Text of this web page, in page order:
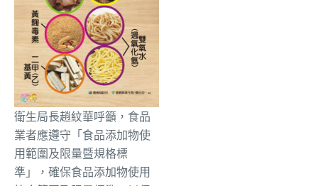
衛生局長趙紋華呼籲，食品
業者應遵守「食品添加物使
用範圍及限量暨規格標
準」，確保食品添加物使用